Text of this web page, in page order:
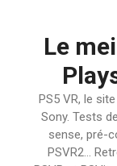
Le
PS5 VR, le
Sony. Tests
sense, pré-
PSVR2…